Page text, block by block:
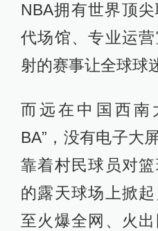
NBA拥有世界顶
代场馆、专业运
射的赛事让全球球
而远在中国西南
BA”，没有电子大
靠着村民球员对
的露天球场上掀
至火爆全网、火